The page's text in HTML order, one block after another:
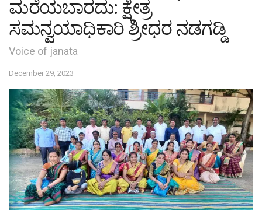
ಮರೆಯಬಾರದು: ಕ್ಷೇತ್ರ
ಸಮನ್ವಯಾಧಿಕಾರಿ ಶ್ರೀಧರ ನಡಗಡ್ಡಿ
Voice of janata
December 29, 2023